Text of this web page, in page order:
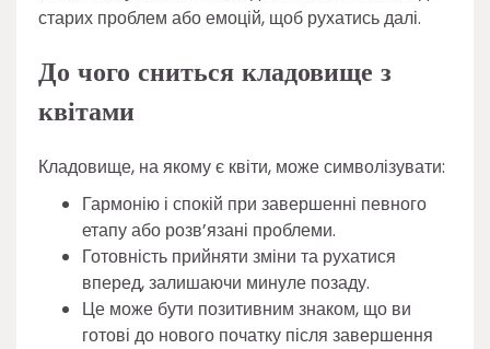
старих проблем або емоцій, щоб рухатись далі.
До чого сниться кладовище з
квітами
Кладовище, на якому є квіти, може символізувати:
Гармонію і спокій при завершенні певного
етапу або розв’язані проблеми.
Готовність прийняти зміни та рухатися
вперед, залишаючи минуле позаду.
Це може бути позитивним знаком, що ви
готові до нового початку після завершення